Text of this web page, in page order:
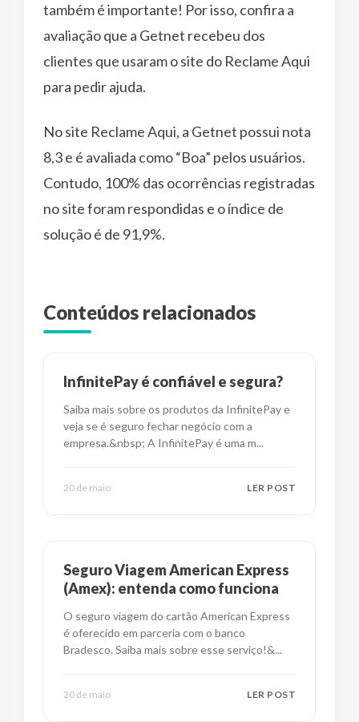
também é importante! Por isso, confira a
avaliação que a Getnet recebeu dos
clientes que usaram o site do Reclame Aqui
para pedir ajuda.
No site Reclame Aqui, a Getnet possui nota
8,3 e é avaliada como “Boa” pelos usuários.
Contudo, 100% das ocorrências registradas
no site foram respondidas e o índice de
solução é de 91,9%.
Conteúdos relacionados
InfinitePay é confiável e segura?
Saiba mais sobre os produtos da InfinitePay e
veja se é seguro fechar negócio com a
empresa.&nbsp; A InfinitePay é uma m...
20 de maio LER POST
Seguro Viagem American Express
(Amex): entenda como funciona
O seguro viagem do cartão American Express
é oferecido em parceria com o banco
Bradesco. Saiba mais sobre esse serviço!&...
20 de maio LER POST